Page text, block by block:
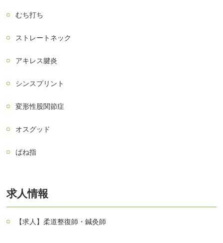
むち打ち
ストレートネック
アキレス腱炎
シンスプリント
変形性股関節症
オスグッド
ばね指
求人情報
【求人】柔道整復師・鍼灸師